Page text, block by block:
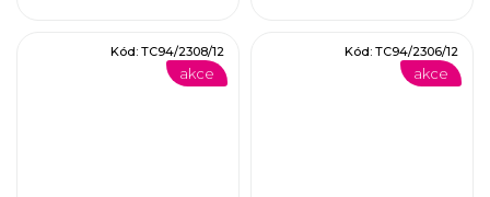
akce
Kód: TC94/2308/12
akce
Kód: TC94/2306/12